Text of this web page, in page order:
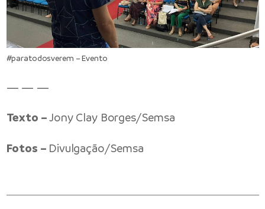
#paratodosverem – Evento
— — —
Texto –Jony Clay Borges/Semsa
Fotos – Divulgação/Semsa